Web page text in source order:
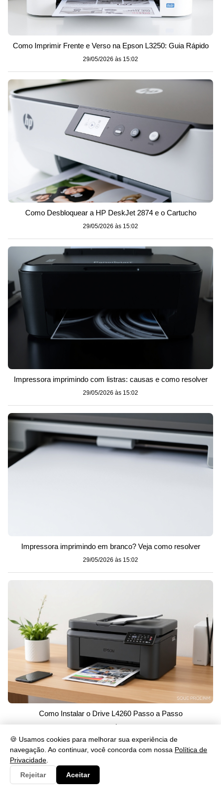
🍪 Usamos cookies para melhorar sua experiência de
navegação. Ao continuar, você concorda com nossa Política de
Privacidade
Rejeitar
Aceitar
Como Imprimir Frente e Verso na Epson L3250: Guia Rápido
29/05/2026 às 15:02
Como Desbloquear a HP DeskJet 2874 e o Cartucho
29/05/2026 às 15:02
Impressora imprimindo com listras: causas e como resolver
29/05/2026 às 15:02
Impressora imprimindo em branco? Veja como resolver
29/05/2026 às 15:02
Como Instalar o Drive L4260 Passo a Passo
29/05/2026 às 15:02
Mais Recentes